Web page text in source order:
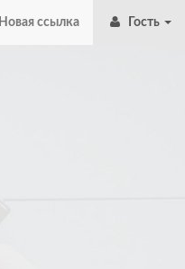
Новая ссылка Гость